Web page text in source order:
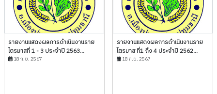
รายงานแสดงผลการดำเนินงานราย
ไตรมาสที่ 1 - 3 ประจำปี 2563...
18 ก.ย. 2567
รายงานแสดงผลการดำเนินงานราย
ไตรมาส ที่1 ถึง 4 ประจำปี 2562...
18 ก.ย. 2567